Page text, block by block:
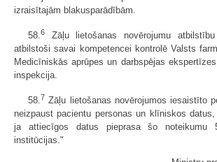
izraisītajām blakusparādībām.
58. 6
Zāļu lietošanas novērojumu
atbilstoši savai kompetencei kontrolē Valsts
Medicīniskās aprūpes un darbspējas
inspekcija.
58.7 Zāļu lietošanas novērojumos iesaistīto
neizpaust pacientu personas un klīniskos
ja attiecīgos datus pieprasa šo noteikumu
institūcijas."